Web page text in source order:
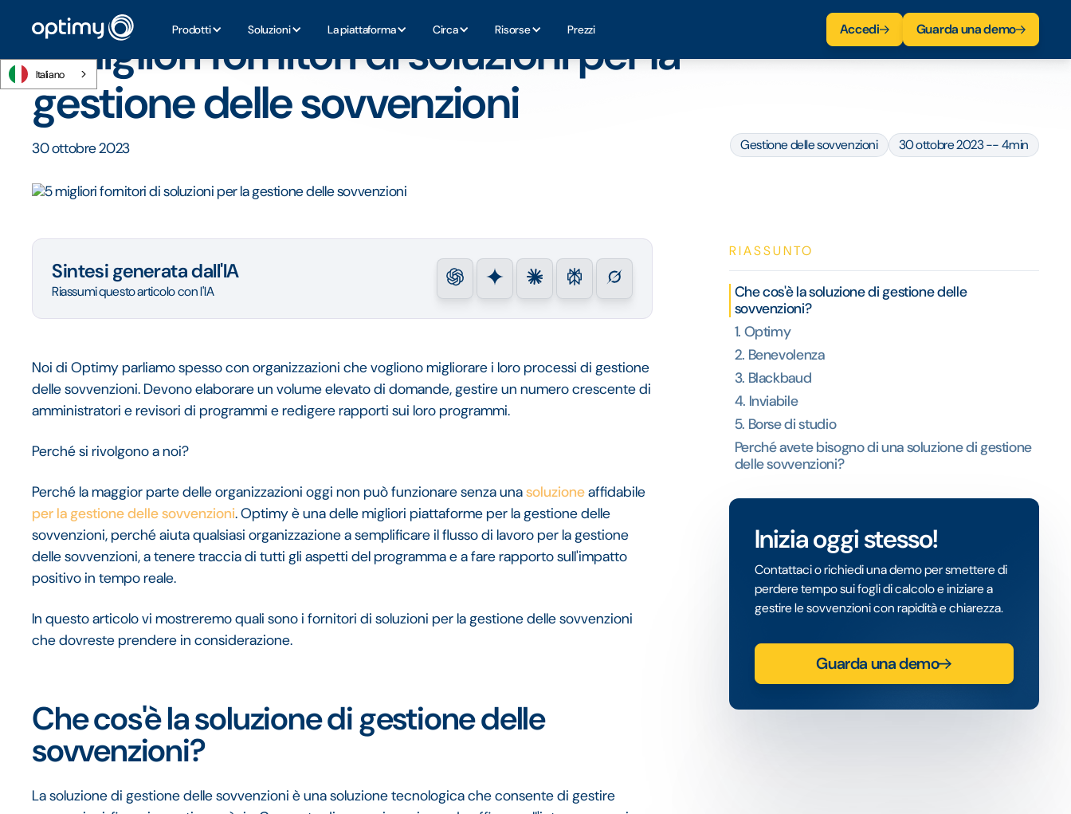
Prodotti Soluzioni La piattaforma Circa Risorse Prezzi Accedi Guarda una demo
Italiano
5 migliori fornitori di soluzioni per la
gestione delle sovvenzioni
30 ottobre 2023 Gestione delle sovvenzioni 30 ottobre 2023 -- 4min
Sintesi generata dall'IA
Riassumi questo articolo con l'IA
Noi di Optimy parliamo spesso con organizzazioni che vogliono migliorare i loro processi di gestione
delle sovvenzioni. Devono elaborare un volume elevato di domande, gestire un numero crescente di
amministratori e revisori di programmi e redigere rapporti sui loro programmi.
Perché si rivolgono a noi?
Perché la maggior parte delle organizzazioni oggi non può funzionare senza unasoluzioneaffidabile
per la gestione delle sovvenzioni. Optimy è una delle migliori piattaforme per la gestione delle
sovvenzioni, perché aiuta qualsiasi organizzazione a semplificare il flusso di lavoro per la gestione
delle sovvenzioni, a tenere traccia di tutti gli aspetti del programma e a fare rapporto sull'impatto
positivo in tempo reale.
In questo articolo vi mostreremo quali sono i fornitori di soluzioni per la gestione delle sovvenzioni
che dovreste prendere in considerazione.
Che cos'è la soluzione di gestione delle
sovvenzioni?
La soluzione di gestione delle sovvenzioni è una soluzione tecnologica che consente di gestire
RIASSUNTO
Che cos'è la soluzione di gestione delle
sovvenzioni?
1. Optimy
2. Benevolenza
3. Blackbaud
4. Inviabile
5. Borse di studio
Perché avete bisogno di una soluzione di gestione
delle sovvenzioni?
Inizia oggi stesso!
Contattaci o richiedi una demo per smettere di
perdere tempo sui fogli di calcolo e iniziare a
gestire le sovvenzioni con rapidità e chiarezza.
Guarda una demo